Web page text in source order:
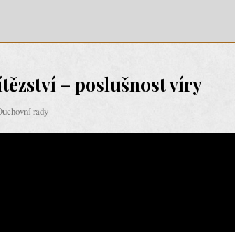
– poslušnost víry
rady